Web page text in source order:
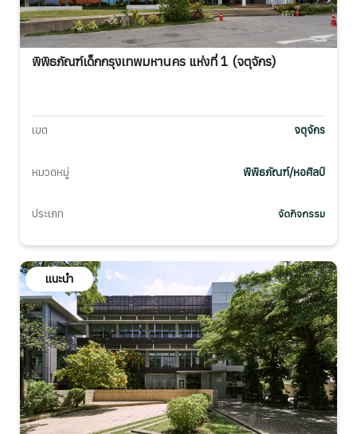
พิพิธภัณฑ์เด็กกรุงเทพมหานคร แห่งที่ 1 (จตุจักร)
เขต จตุจักร
หมวดหมู่ พิพิธภัณฑ์/หอศิลป์
ประเภท จัดกิจกรรม
แนะนำ